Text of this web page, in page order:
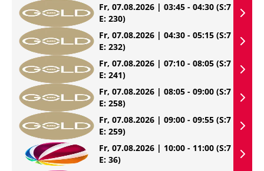
Fr, 07.08.2026 | 03:45 - 04:30 (S:7
E: 230)
Fr, 07.08.2026 | 04:30 - 05:15 (S:7
E: 232)
Fr, 07.08.2026 | 07:10 - 08:05 (S:7
E: 241)
Fr, 07.08.2026 | 08:05 - 09:00 (S:7
E: 258)
Fr, 07.08.2026 | 09:00 - 09:55 (S:7
E: 259)
Fr, 07.08.2026 | 10:00 - 11:00 (S:7
E: 36)